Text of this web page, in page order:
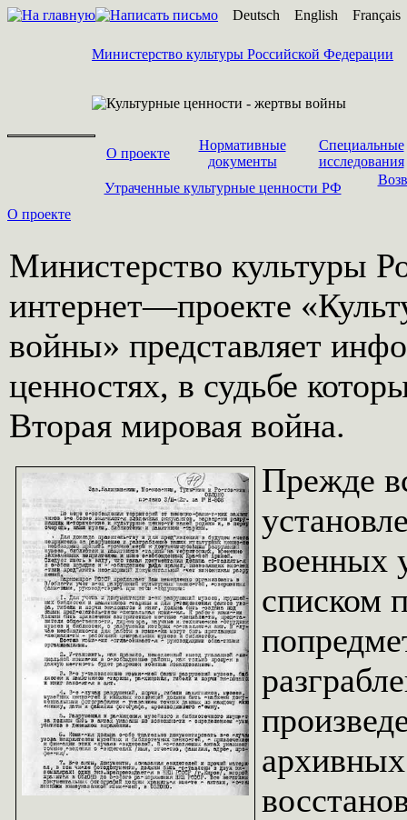
Deutsch English Français
Министерство культуры Российской Федерации
О проекте
Нормативные
документы
Специальные
исследования
Утраченные культурные ценности РФ
О проекте
Министерство культуры
интернет—проекте
войны» представляет
ценностях, в судьбе
Вторая мировая война.
Прежде
военных
списком